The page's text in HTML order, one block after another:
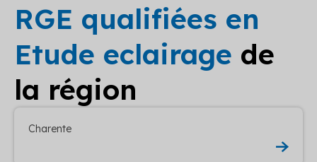
RGE qualifiées en
Etude eclairage de
la région
Charente